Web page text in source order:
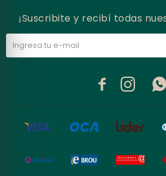
¡Suscribite y recibí todas
  